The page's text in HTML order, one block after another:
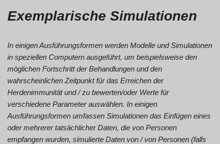
Exemplarische Simulationen
In einigen Ausführungsformen werden Modelle und Simulationen
in speziellen Computern ausgeführt, um beispielsweise den
möglichen Fortschritt der Behandlungen und den
wahrscheinlichen Zeitpunkt für das Erreichen der
Herdenimmunität und / zu bewerten/oder Werte für
verschiedene Parameter auswählen. In einigen
Ausführungsformen umfassen Simulationen das Einfügen eines
oder mehrerer tatsächlicher Daten, die von Personen
empfangen wurden, simulierte Daten von / von Personen (falls